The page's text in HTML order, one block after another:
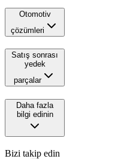
Otomotiv
çözümleri
Satış sonrası
yedek
parçalar
Daha fazla
bilgi edinin
Bizi takip edin